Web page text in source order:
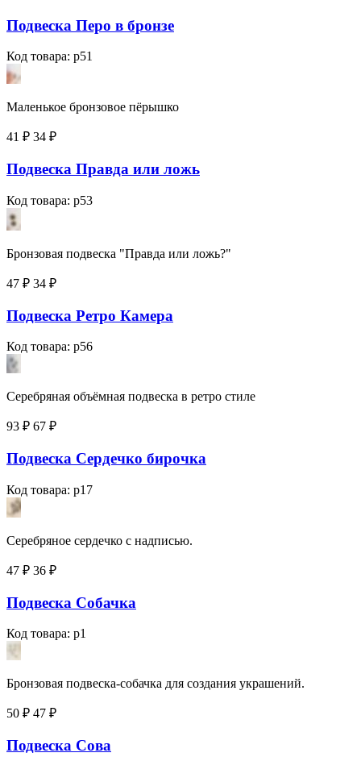
Подвеска Перо в бронзе
Код товара: p51
Маленькое бронзовое пёрышко
41 ₽ 34 ₽
Подвеска Правда или ложь
Код товара: p53
Бронзовая подвеска "Правда или ложь?"
47 ₽ 34 ₽
Подвеска Ретро Камера
Код товара: p56
Серебряная объёмная подвеска в ретро стиле
93 ₽ 67 ₽
Подвеска Сердечко бирочка
Код товара: p17
Серебряное сердечко с надписью.
47 ₽ 36 ₽
Подвеска Собачка
Код товара: p1
Бронзовая подвеска-собачка для создания украшений.
50 ₽ 47 ₽
Подвеска Сова